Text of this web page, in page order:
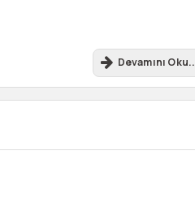
Devamını Oku..